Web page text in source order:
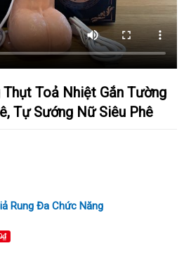
Tự Sướng Nữ Siêu Phê
Rung Đa Chức Năng